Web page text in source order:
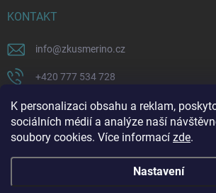
K personalizaci obsahu a reklam,
sociálních médií a analýze naší
soubory cookies. Více informací zde.
Nastavení
KONTAKT
info@zkusmerino.cz
+420 777 534 728
https://www.facebook.com/zkusmerino/
zkusmerino.cz